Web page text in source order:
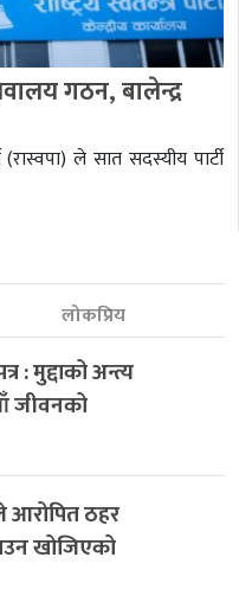
गठन, बालेन्द्र
(रास्वपा) ले सात सदस्यीय पार्टी
लोकप्रिय
: मुद्दाको अन्त्य
जीवनको
ठहर
खोजिएको